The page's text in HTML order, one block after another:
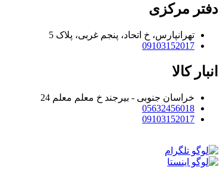
دفتر مرکزی
تهرانپارس، خ اتحاد، پنجم غربی، پلاک 5
09103152017
انبار کالا
خراسان جنوبی - بیرجند خ معلم معلم 24
05632456018
09103152017